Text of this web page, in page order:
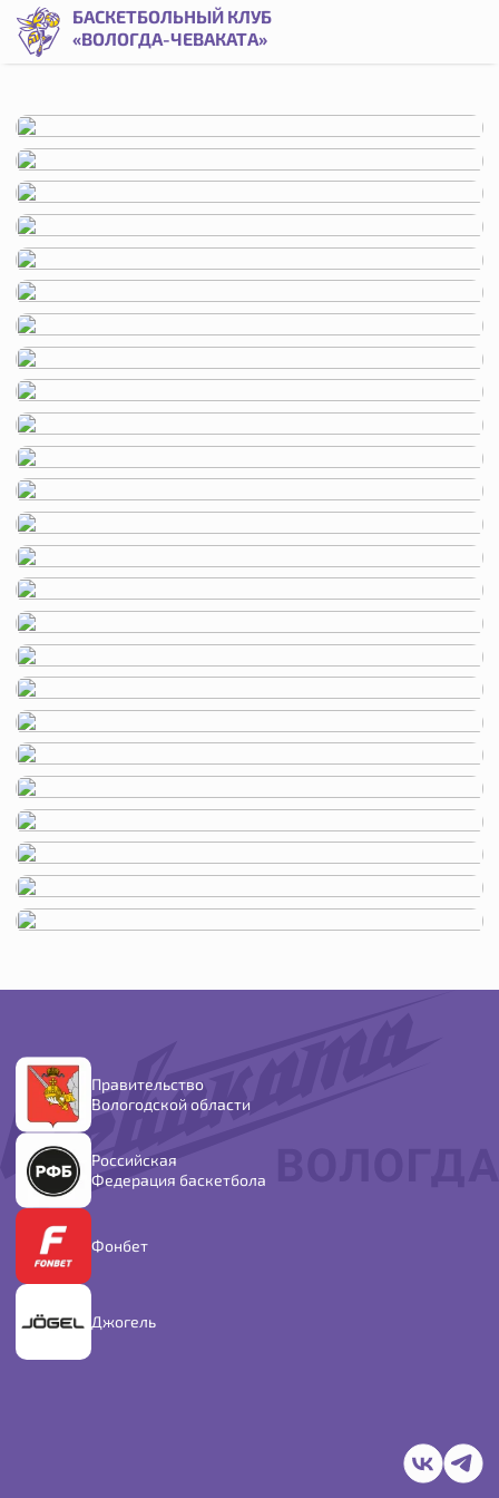
БАСКЕТБОЛЬНЫЙ КЛУБ
«ВОЛОГДА-ЧЕВАКАТА»
Правительство
Вологодской области
Российская
Федерация баскетбола
Фонбет
Джогель
Турнир памяти Кирилла Литвинова 2025 | Баскетбольный